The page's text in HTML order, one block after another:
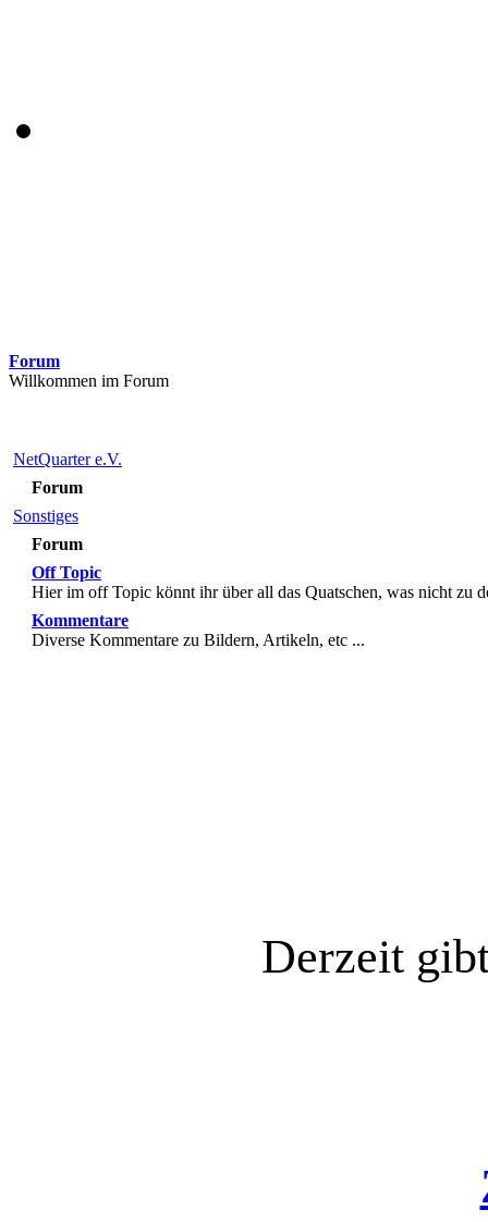
Forum
Willkommen im Forum
NetQuarter e.V.
Forum
Sonstiges
Forum
Off Topic
Hier im off Topic könnt ihr über all das Quatschen, was nicht zu
Kommentare
Diverse Kommentare zu Bildern, Artikeln, etc ...
Derzeit